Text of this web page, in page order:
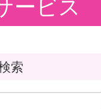
ービス
索